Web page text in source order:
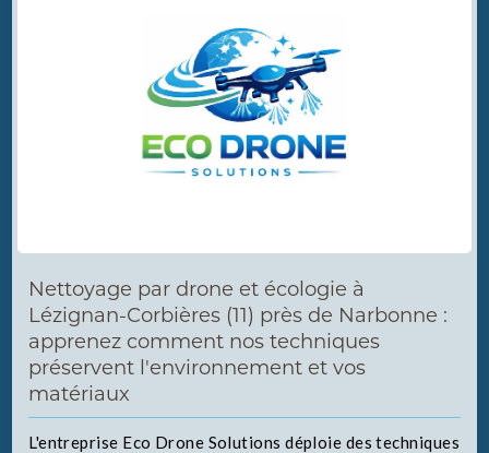
Nettoyage par drone et écologie à
Lézignan-Corbières (11) près de Narbonne :
apprenez comment nos techniques
préservent l'environnement et vos
matériaux
L'entreprise Eco Drone Solutions déploie des techniques